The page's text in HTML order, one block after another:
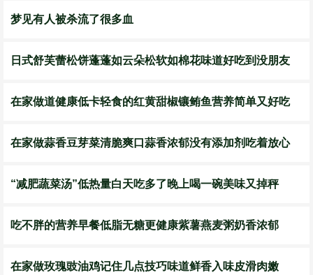
梦见有人被杀流了很多血
日式舒芙蕾松饼蓬蓬如云朵松软如棉花味道好吃到没朋友
在家做道健康低卡轻食的红黄甜椒镶鲔鱼营养简单又好吃
在家做蒜香豆芽菜清脆爽口蒜香浓郁没有添加剂吃着放心
“减肥蔬菜汤”低热量白天吃多了晚上喝一碗美味又掉秤
吃不胖的营养早餐低脂无糖更健康紫薯燕麦粥奶香浓郁
在家做玫瑰豉油鸡记住几点技巧味道鲜香入味皮滑肉嫩